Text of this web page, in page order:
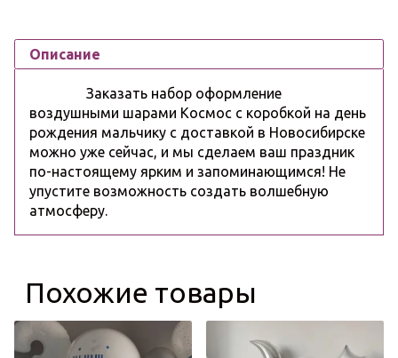
Описание
Заказать набор оформление
воздушными шарами Космос с коробкой на день
рождения мальчику с доставкой в Новосибирске
можно уже сейчас, и мы сделаем ваш праздник
по-настоящему ярким и запоминающимся! Не
упустите возможность создать волшебную
атмосферу.
Похожие товары